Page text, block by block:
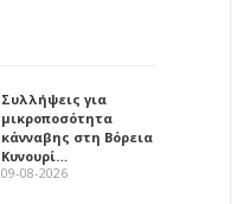
Συλλήψεις για
μικροποσότητα
κάνναβης στη Βόρεια
Κυνουρί…
09-08-2026